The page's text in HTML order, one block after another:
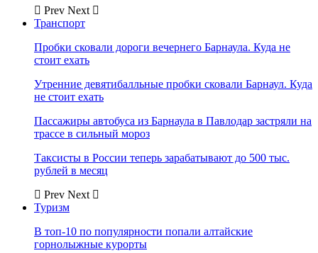
Prev Next
Транспорт
Пробки сковали дороги вечернего Барнаула. Куда не
стоит ехать
Утренние девятибалльные пробки сковали Барнаул. Куда
не стоит ехать
Пассажиры автобуса из Барнаула в Павлодар застряли на
трассе в сильный мороз
Таксисты в России теперь зарабатывают до 500 тыс.
рублей в месяц
Prev Next
Туризм
В топ-10 по популярности попали алтайские
горнолыжные курорты